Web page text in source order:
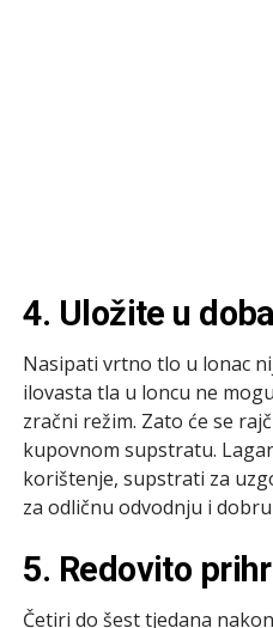
4. Uložite u
Nasipati vrtno tlo u lonac
ilovasta tla u loncu ne
zračni režim. Zato će se
kupovnom supstratu.
korištenje, supstrati za
za odličnu odvodnju i
5. Redovito
Četiri do šest tjedana